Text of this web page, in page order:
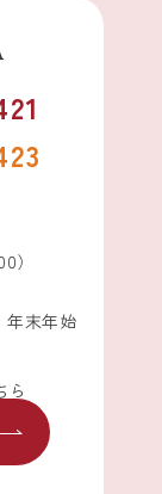
）
年末年始
ら